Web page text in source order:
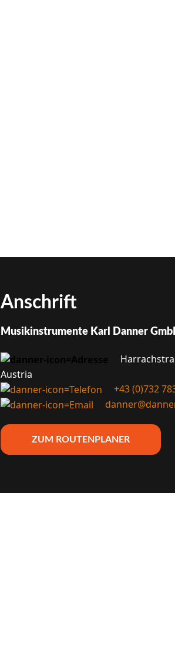
Anschrift
Musikinstrumente Karl Danner
Austria
+43 (0)732
ZUM ROUTENPLANER